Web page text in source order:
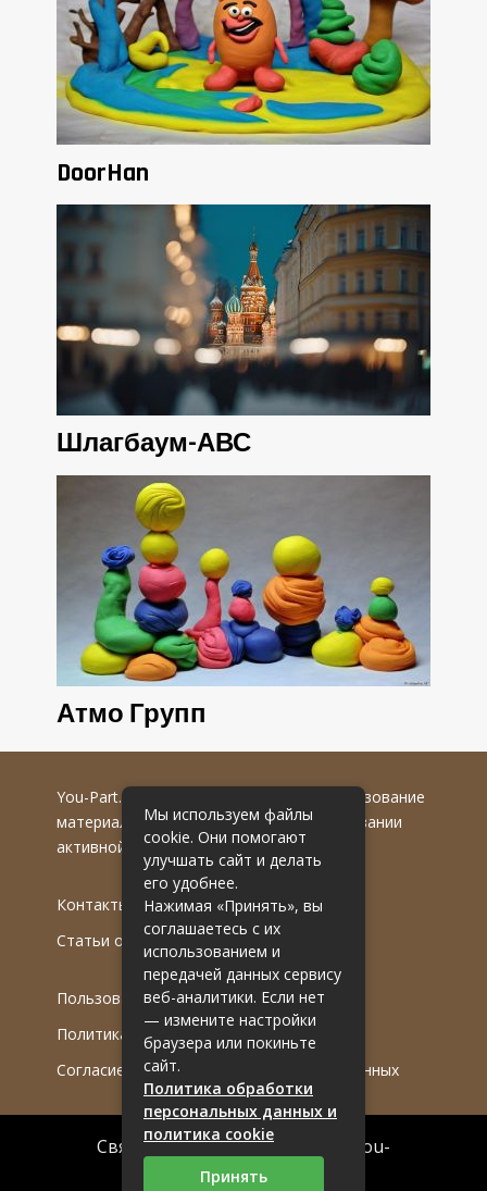
DoorHan
Шлагбаум-АВС
Атмо Групп
You-Part.ru
© 2016-2022 гг. Любое использование
материалов допускается только при указании
активной гиперссылки на первоисточник.
Контакты
Статьи от эксперта
Пользовательское соглашение
Политика обработки ПДн
Согласие на обработку персональных данных
Связаться с редакцией сайта: you-
part.ru@mailwebsite.ru
Мы используем файлы
cookie. Они помогают
улучшать сайт и делать
его удобнее.
Нажимая «Принять», вы
соглашаетесь с их
использованием и
передачей данных сервису
веб-аналитики. Если нет
— измените настройки
браузера или покиньте
сайт.
Политика обработки
персональных данных и
политика cookie
Принять